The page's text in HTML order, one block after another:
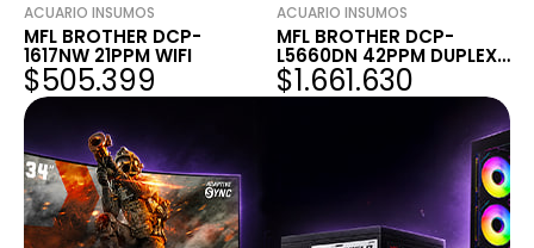
ACUARIO INSUMOS
MFL BROTHER DCP-
1617NW 21PPM WIFI
$505.399
ACUARIO INSUMOS
MFL BROTHER DCP-
L5660DN 42PPM DUPLEX
RED
$1.661.630